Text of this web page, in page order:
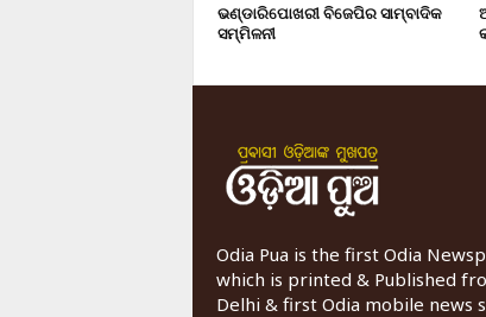
ଭଣ୍ଡାରିପୋଖରୀ ବିଜେପିର ସାମ୍ବାଦିକ
ସମ୍ମିଳନୀ
Odia Pua is the first Odia
which is printed & Published
Delhi & first Odia mobile news